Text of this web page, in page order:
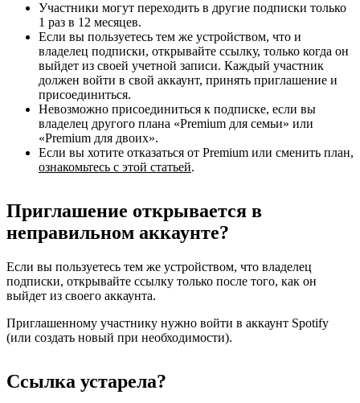
Участники могут переходить в другие подписки только
1 раз в 12 месяцев.
Если вы пользуетесь тем же устройством, что и
владелец подписки, открывайте ссылку, только когда он
выйдет из своей учетной записи. Каждый участник
должен войти в свой аккаунт, принять приглашение и
присоединиться.
Невозможно присоединиться к подписке, если вы
владелец другого плана «Premium для семьи» или
«Premium для двоих».
Если вы хотите отказаться от Premium или сменить план,
ознакомьтесь с этой статьей.
Приглашение открывается в
неправильном аккаунте?
Если вы пользуетесь тем же устройством, что владелец
подписки, открывайте ссылку только после того, как он
выйдет из своего аккаунта.
Приглашенному участнику нужно войти в аккаунт Spotify
(или создать новый при необходимости).
Ссылка устарела?